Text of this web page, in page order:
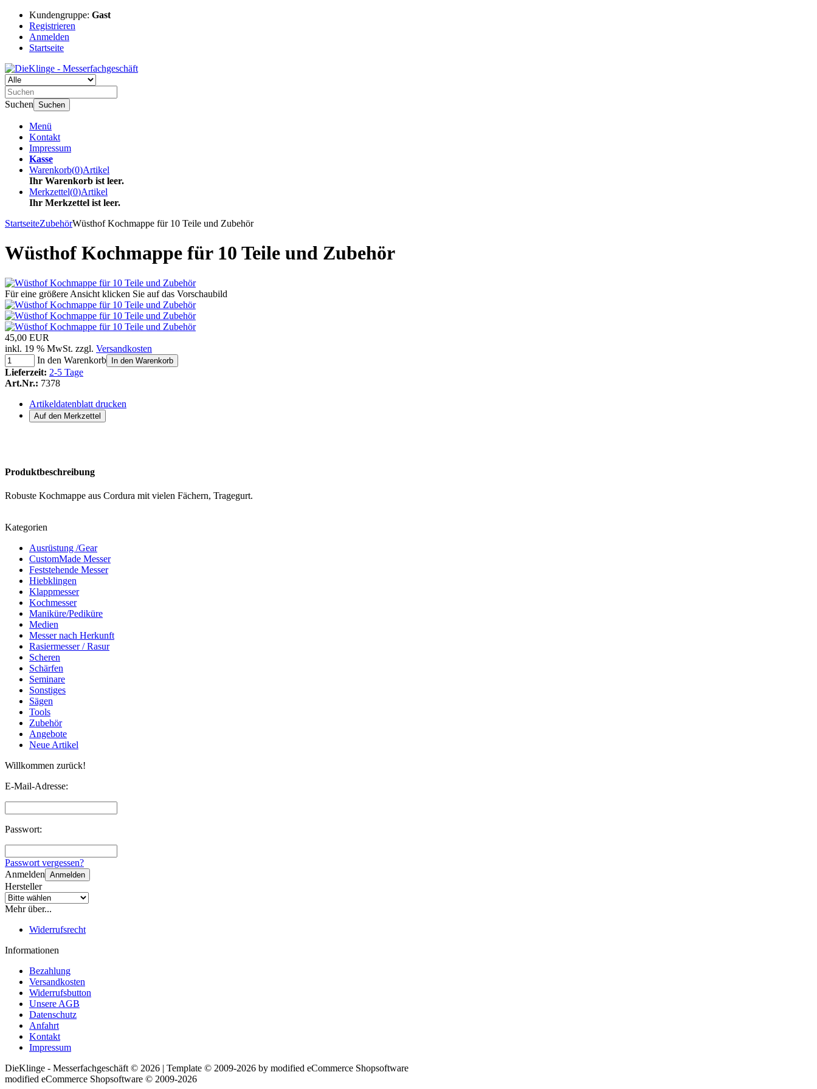
Kundengruppe: Gast
Registrieren
Anmelden
Startseite
Suchen Suchen
Menü
Kontakt
Impressum
Kasse
Warenkorb(0)Artikel
Ihr Warenkorb ist leer.
Merkzettel(0)Artikel
Ihr Merkzettel ist leer.
StartseiteZubehörWüsthof Kochmappe für 10 Teile und Zubehör
Wüsthof Kochmappe für 10 Teile und Zubehör
Für eine größere Ansicht klicken Sie auf das Vorschaubild
45,00 EUR
inkl. 19 % MwSt. zzgl. Versandkosten
In den Warenkorb
In den Warenkorb
Lieferzeit: 2-5 Tage
Art.Nr.: 7378
Artikeldatenblatt drucken
Produktbeschreibung
Robuste Kochmappe aus Cordura mit vielen Fächern, Tragegurt.
Kategorien
Ausrüstung /Gear
CustomMade Messer
Feststehende Messer
Hiebklingen
Klappmesser
Kochmesser
Maniküre/Pediküre
Medien
Messer nach Herkunft
Rasiermesser / Rasur
Scheren
Schärfen
Seminare
Sonstiges
Sägen
Tools
Zubehör
Angebote
Neue Artikel
Willkommen zurück!
E-Mail-Adresse:
Passwort:
Passwort vergessen?
Anmelden Anmelden
Hersteller
Mehr über...
Widerrufsrecht
Informationen
Bezahlung
Versandkosten
Widerrufsbutton
Unsere AGB
Datenschutz
Anfahrt
Kontakt
Impressum
DieKlinge - Messerfachgeschäft © 2026 | Template © 2009-2026 by modified eCommerce Shopsoftware
modified eCommerce Shopsoftware © 2009-2026